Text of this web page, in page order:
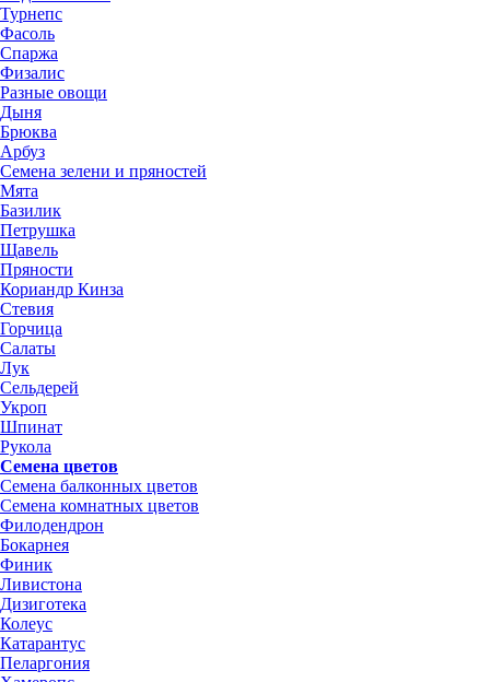
Турнепс
Фасоль
Спаржа
Физалис
Разные овощи
Дыня
Брюква
Арбуз
Семена зелени и пряностей
Мята
Базилик
Петрушка
Щавель
Пряности
Кориандр Кинза
Стевия
Горчица
Салаты
Лук
Сельдерей
Укроп
Шпинат
Рукола
Семена цветов
Семена балконных цветов
Семена комнатных цветов
Филодендрон
Бокарнея
Финик
Ливистона
Дизиготека
Колеус
Катарантус
Пеларгония